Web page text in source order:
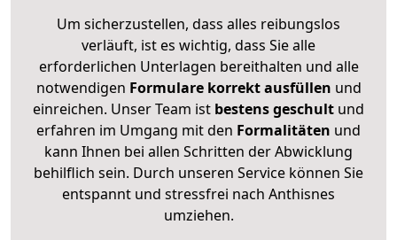
Um sicherzustellen, dass alles reibungslos
verläuft, ist es wichtig, dass Sie alle
erforderlichen Unterlagen bereithalten und alle
notwendigen Formulare korrekt ausfüllen und
einreichen. Unser Team ist bestens geschult und
erfahren im Umgang mit den Formalitäten und
kann Ihnen bei allen Schritten der Abwicklung
behilflich sein. Durch unseren Service können Sie
entspannt und stressfrei nach Anthisnes
umziehen.